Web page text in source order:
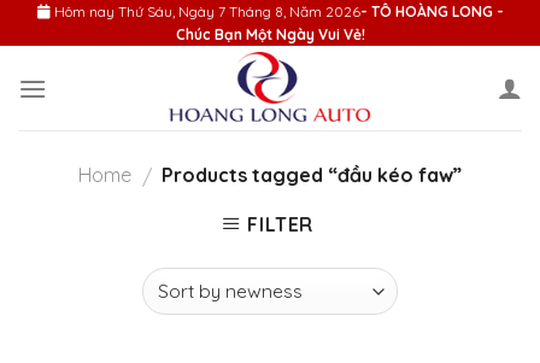
to
Hôm nay Thứ Sáu, Ngày 7 Tháng 8, Năm 2026- TÔ HOÀNG LONG -
Chúc Bạn Một Ngày Vui Vẻ!
Home / Products tagged “đầu kéo faw”
FILTER